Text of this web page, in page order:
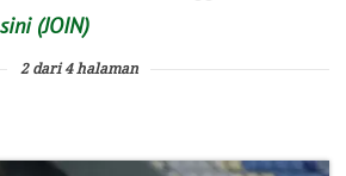
(JOIN)
2 dari 4 halaman